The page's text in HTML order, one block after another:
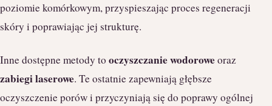
poziomie komórkowym, przyspieszając proces regeneracji
skóry i poprawiając jej strukturę.
Inne dostępne metody to oczyszczanie wodoroweoraz
zabiegi laserowe. Te ostatnie zapewniają głębsze
oczyszczenie porów i przyczyniają się do poprawy ogólnej